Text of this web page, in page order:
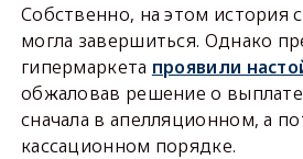
Собственно, на этом история
могла завершиться. Однако
гипермаркета проявили
обжаловав решение о
сначала в апелляционном, а
кассационном порядке.